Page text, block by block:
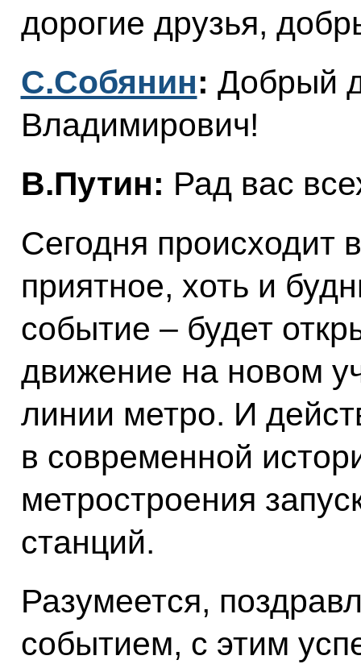
дорогие друзья,
С.Собянин: Добрый
Владимирович!
В.Путин: Рад вас
Сегодня происходит
приятное, хоть и
событие – будет
движение на новом
линии метро. И
в современной
метростроения
станций.
Разумеется,
событием, с этим